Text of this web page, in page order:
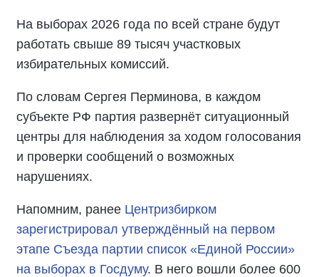
На выборах 2026 года по всей стране будут
работать свыше 89 тысяч участковых
избирательных комиссий.
По словам Сергея Перминова, в каждом
субъекте РФ партия развернёт ситуационный
центры для наблюдения за ходом голосования
и проверки сообщений о возможных
нарушениях.
Напомним, ранее Центризбирком
зарегистрировал утверждённый на первом
этапе Съезда партии список «Единой России»
на выборах в Госдуму. В него вошли более 600